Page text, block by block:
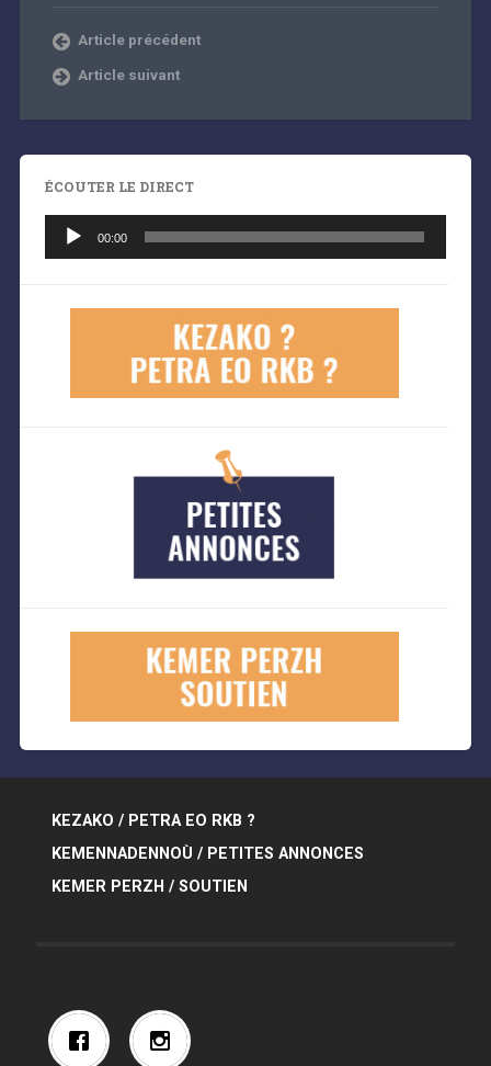
Article précédent
Article suivant
ÉCOUTER LE DIRECT
audio
00:00
KEZAKO / PETRA EO RKB ?
KEMENNADENNOÙ / PETITES ANNONCES
KEMER PERZH / SOUTIEN